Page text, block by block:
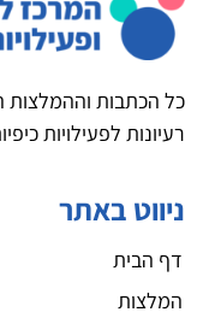
כל הכתבות וההמלצות
רעיונות לפעילויות
ניווט באתר
דף הבית
המלצות